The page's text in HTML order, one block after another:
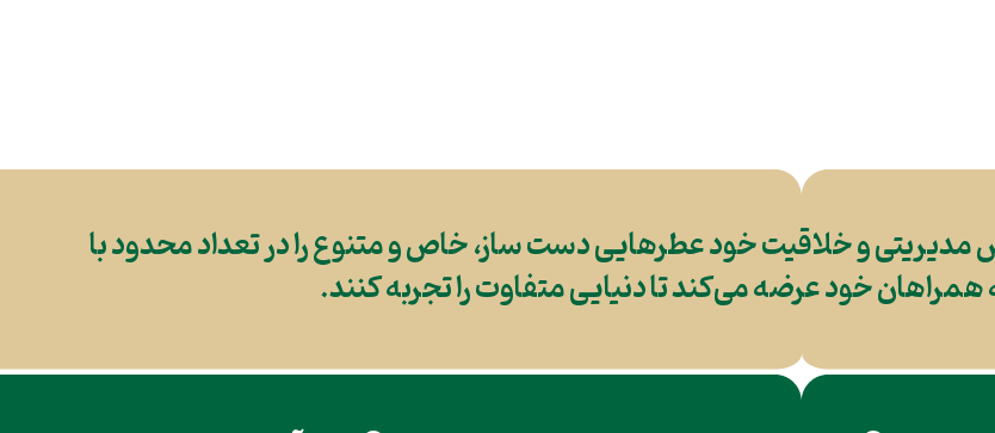
و خلاقیت خود عطرهایی دست ساز، خاص و متنوع را در تعداد محدود با
خود عرضه می‌کند تا دنیایی متفاوت را تجربه کنند.